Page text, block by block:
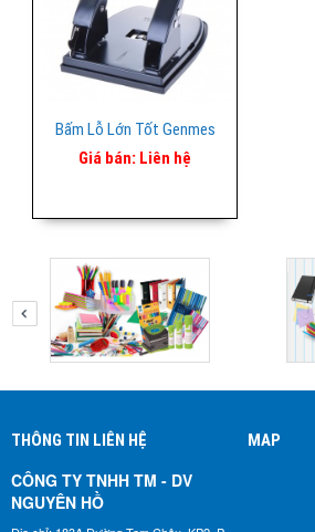
Bấm Lỗ Lớn Tốt Genmes
Giá bán: Liên hệ
THÔNG TIN LIÊN HỆ
CÔNG TY TNHH TM - DV
NGUYÊN HỒ​
MAP